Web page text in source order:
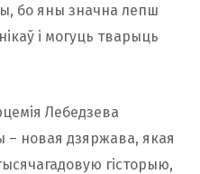
бо яны значна лепш
і могуць тварыць
Лебедзева
новая дзяржава, якая
гісторыю,